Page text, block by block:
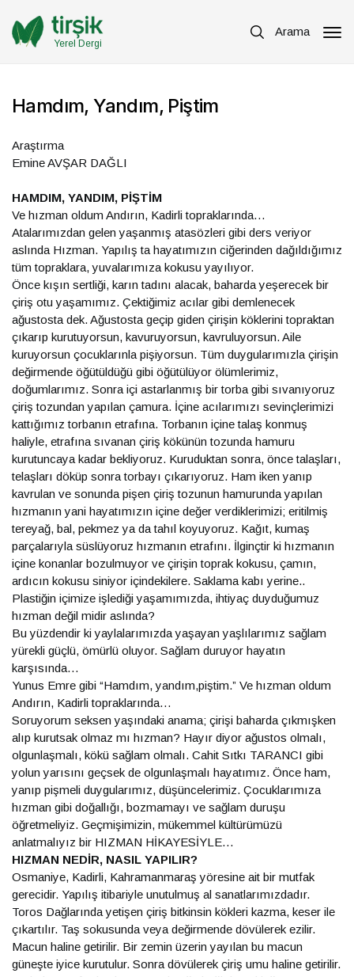
Yerel Dergi
Arama
Hamdım, Yandım, Piştim
Araştırma
Emine AVŞAR DAĞLI
HAMDIM, YANDIM, PİŞTİM
Ve hızman oldum Andırın, Kadirli topraklarında…
Atalarımızdan gelen yaşanmış atasözleri gibi ders veriyor
aslında Hızman. Yapılış ta hayatımızın ciğerinden dağıldığımız
tüm topraklara, yuvalarımıza kokusu yayılıyor.
Önce kışın sertliği, karın tadını alacak, baharda yeşerecek bir
çiriş otu yaşamımız. Çektiğimiz acılar gibi demlenecek
ağustosta dek. Ağustosta geçip giden çirişin köklerini topraktan
çıkarıp kurutuyorsun, kavuruyorsun, kavruluyorsun. Aile
kuruyorsun çocuklarınla pişiyorsun. Tüm duygularımızla çirişin
değirmende öğütüldüğü gibi öğütülüyor ölümlerimiz,
doğumlarımız. Sonra içi astarlanmış bir torba gibi sıvanıyoruz
çiriş tozundan yapılan çamura. İçine acılarımızı sevinçlerimizi
kattığımız torbanın etrafına. Torbanın içine talaş konmuş
haliyle, etrafına sıvanan çiriş kökünün tozunda hamuru
kurutuncaya kadar bekliyoruz. Kuruduktan sonra, önce talaşları,
telaşları döküp sonra torbayı çıkarıyoruz. Ham iken yanıp
kavrulan ve sonunda pişen çiriş tozunun hamurunda yapılan
hızmanın yani hayatımızın içine değer verdiklerimizi; eritilmiş
tereyağ, bal, pekmez ya da tahıl koyuyoruz. Kağıt, kumaş
parçalarıyla süslüyoruz hızmanın etrafını. İlginçtir ki hızmanın
içine konanlar bozulmuyor ve çirişin toprak kokusu, çamın,
ardıcın kokusu siniyor içindekilere. Saklama kabı yerine..
Plastiğin içimize işlediği yaşamımızda, ihtiyaç duyduğumuz
hızman değil midir aslında?
Bu yüzdendir ki yaylalarımızda yaşayan yaşlılarımız sağlam
yürekli güçlü, ömürlü oluyor. Sağlam duruyor hayatın
karşısında…
Yunus Emre gibi “Hamdım, yandım,piştim.” Ve hızman oldum
Andırın, Kadirli topraklarında…
Soruyorum seksen yaşındaki anama; çirişi baharda çıkmışken
alıp kurutsak olmaz mı hızman? Hayır diyor ağustos olmalı,
olgunlaşmalı, kökü sağlam olmalı. Cahit Sıtkı TARANCI gibi
yolun yarısını geçsek de olgunlaşmalı hayatımız. Önce ham,
yanıp pişmeli duygularımız, düşüncelerimiz. Çocuklarımıza
hızman gibi doğallığı, bozmamayı ve sağlam duruşu
öğretmeliyiz. Geçmişimizin, mükemmel kültürümüzü
anlatmalıyız bir HIZMAN HİKAYESİYLE…
HIZMAN NEDİR, NASIL YAPILIR?
Osmaniye, Kadirli, Kahramanmaraş yöresine ait bir mutfak
gerecidir. Yapılış itibariyle unutulmuş al sanatlarımızdadır.
Toros Dağlarında yetişen çiriş bitkinsin kökleri kazma, keser ile
çıkartılır. Taş sokusunda veya değirmende dövülerek ezilir.
Macun haline getirilir. Bir zemin üzerin yayılan bu macun
güneşte iyice kurutulur. Sonra dövülerek çiriş umu haline getirilir.